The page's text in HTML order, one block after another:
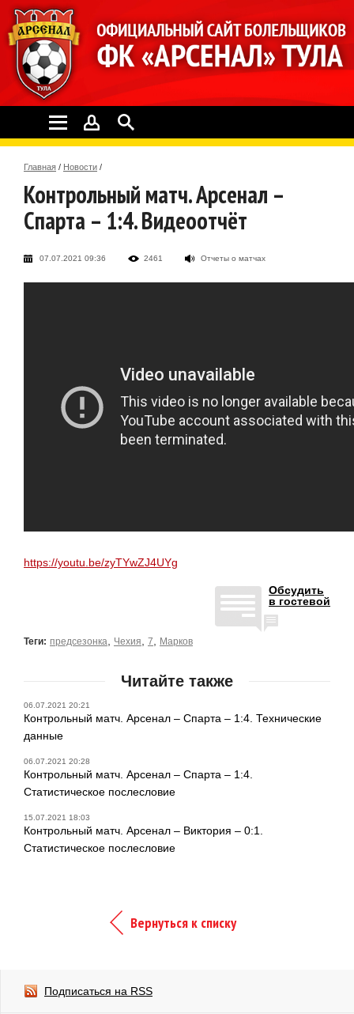
Главная / Новости /
Контрольный матч. Арсенал –
Спарта – 1:4. Видеоотчёт
07.07.2021 09:36 2461 Отчеты о матчах
https://youtu.be/zyTYwZJ4UYg
Обсудить
в гостевой
Теги: предсезонка Чехия 7 Марков
Читайте также
06.07.2021 20:21
Контрольный матч. Арсенал – Спарта – 1:4. Технические
данные
06.07.2021 20:28
Контрольный матч. Арсенал – Спарта – 1:4.
Статистическое послесловие
15.07.2021 18:03
Контрольный матч. Арсенал – Виктория – 0:1.
Статистическое послесловие
Вернуться к списку
Подписаться на RSS